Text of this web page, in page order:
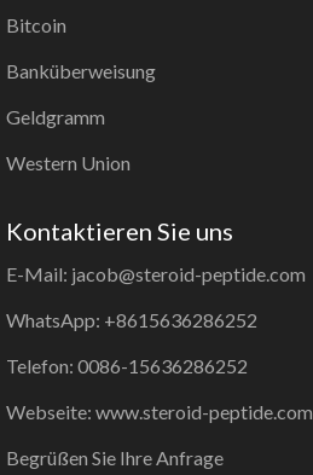
Bitcoin
Banküberweisung
Geldgramm
Western Union
Kontaktieren Sie uns
E-Mail: jacob@steroid-peptide.com
WhatsApp: +8615636286252
Telefon: 0086-15636286252
Webseite: www.steroid-peptide.com
Begrüßen Sie Ihre Anfrage